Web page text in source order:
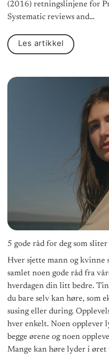
(2016) retningslinjene for
Systematic reviews and…
Les artikkel
5 gode råd for deg som
Hver sjette mann og
samlet noen gode råd fra
hverdagen din litt bedre.
du bare selv kan høre, som
susing eller during.
hver enkelt. Noen opplever
begge ørene og noen
Mange kan høre lyder i øret